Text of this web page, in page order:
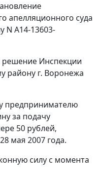
апелляционного суда
N А14-13603-
Инспекции
району г. Воронежа
предпринимателю
за подачу
50 рублей,
мая 2007 года.
силу с момента